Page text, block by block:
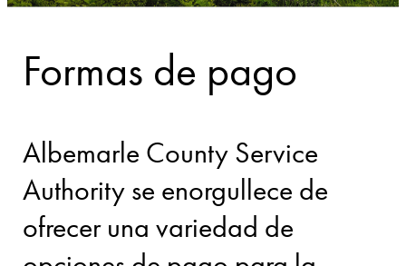
Formas de pago
Albemarle County Service
Authority se enorgullece de
ofrecer una variedad de